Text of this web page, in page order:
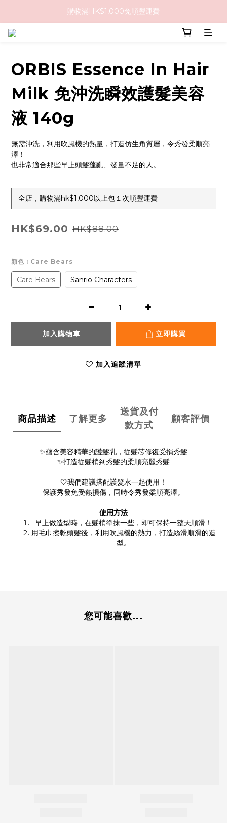
購物滿HK$1,000免順豐運費
購物滿HK$1,000免順豐運費
ORBIS Essence In Hair
Milk 免沖洗瞬效護髮美容
液 140g
無需沖洗，利用吹風機的熱量，打造仿生角質層，令秀發柔順亮
澤！
也非常適合那些早上頭髮蓬亂、發量不足的人。
全店，購物滿hk$1,000以上包１次順豐運費
HK$69.00 HK$88.00
顏色 : Care Bears
Care Bears Sanrio Characters
加入購物車 立即購買
加入追蹤清單
商品描述 了解更多
送貨及付
款方式
顧客評價
✨蘊含美容精華的護髮乳，從髮芯修復受損秀髮
✨打造從髮梢到秀髮的柔順亮麗秀髮
🤍我們建議搭配護髮水一起使用！
保護秀發免受熱損傷，同時令秀發柔順亮澤。
使用方法
早上做造型時，在髮梢塗抹一些，即可保持一整天順滑！
用毛巾擦乾頭髮後，利用吹風機的熱力，打造絲滑順滑的造
型。
您可能喜歡...